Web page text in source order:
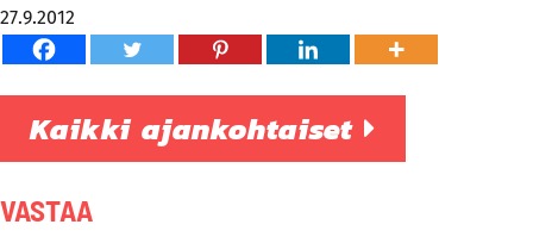
27.9.2012
Kaikki ajankohtaiset
VASTAA